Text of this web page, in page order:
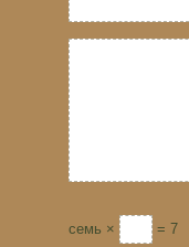
семь × = 7